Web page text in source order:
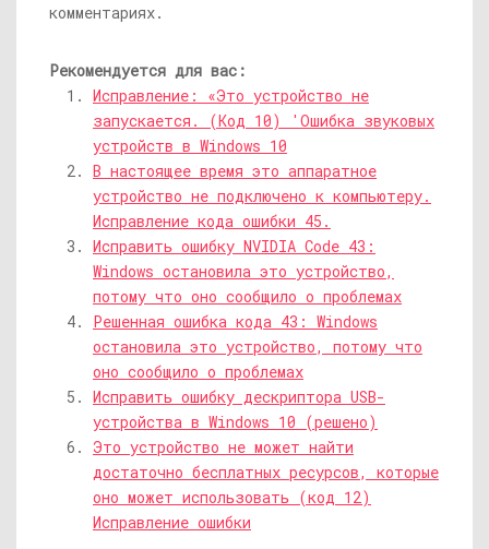
комментариях.
Рекомендуется для вас:
Исправление: «Это устройство не
запускается. (Код 10) 'Ошибка звуковых
устройств в Windows 10
В настоящее время это аппаратное
устройство не подключено к компьютеру.
Исправление кода ошибки 45.
Исправить ошибку NVIDIA Code 43:
Windows остановила это устройство,
потому что оно сообщило о проблемах
Решенная ошибка кода 43: Windows
остановила это устройство, потому что
оно сообщило о проблемах
Исправить ошибку дескриптора USB-
устройства в Windows 10 (решено)
Это устройство не может найти
достаточно бесплатных ресурсов, которые
оно может использовать (код 12)
Исправление ошибки